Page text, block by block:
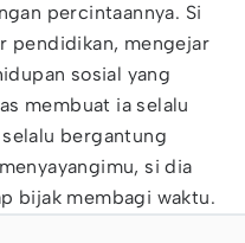
percintaannya. Si
pendidikan, mengejar
sosial yang
membuat ia selalu
bergantung
si dia
bijak membagi waktu.